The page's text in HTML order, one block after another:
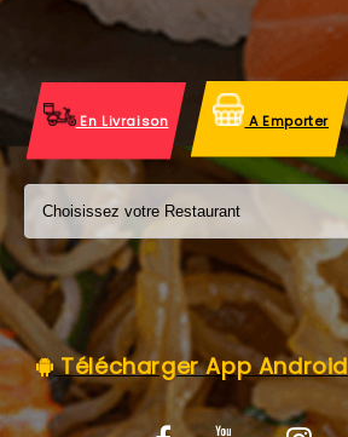
VOS AVIS
MENTIONS LÉGALES
C.G.V
En Livraison A Emporter
Télécharger App Android